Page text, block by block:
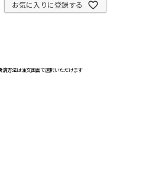
お気に入りに登録する
済方法は注文画面で選択いただけます